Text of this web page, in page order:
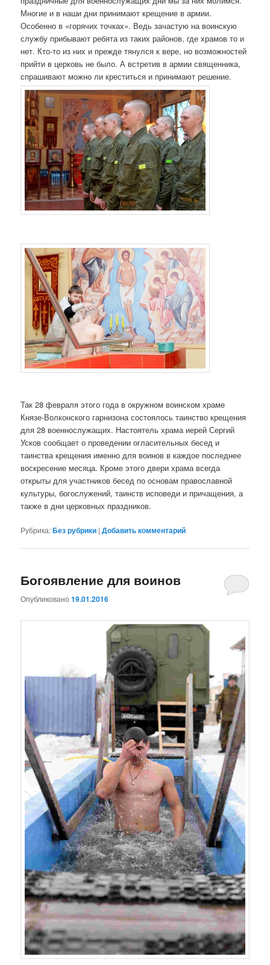
Многие и в наши дни принимают крещение в армии.
Особенно в «горячих точках». Ведь зачастую на воинскую
службу прибывают ребята из таких районов, где храмов то и
нет. Кто-то из них и прежде тянулся к вере, но возможностей
прийти в церковь не было. А встретив в армии священника,
спрашивают можно ли креститься и принимают решение.
Так 28 февраля этого года в окружном воинском храме
Князе-Волконского гарнизона состоялось таинство крещения
для 28 военнослужащих. Настоятель храма иерей Сергий
Усков сообщает о проведении огласительных бесед и
таинства крещения именно для воинов в каждое последнее
воскресение месяца. Кроме этого двери храма всегда
открыты для участников бесед по основам православной
культуры, богослужений, таинств исповеди и причащения, а
также в дни церковных праздников.
Рубрика:Без рубрики |Добавить комментарий
Богоявление для воинов
Опубликовано19.01.2016